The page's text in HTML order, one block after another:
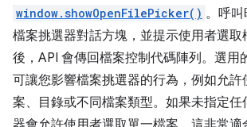
window.showOpenFilePicker() 。呼
檔案挑選器對話方塊，並提示使用者選取
後，API 會傳回檔案控制代碼陣列。選用
可讓您影響檔案挑選器的行為，例如允
案、目錄或不同檔案類型。如果未指定任